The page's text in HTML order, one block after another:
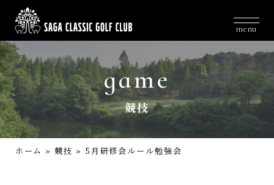
menu
game
競技
ホーム » 競技 » 5月研修会ルール勉強会